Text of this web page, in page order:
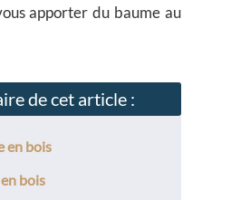
apporter du baume au
de cet article :
en bois
bois